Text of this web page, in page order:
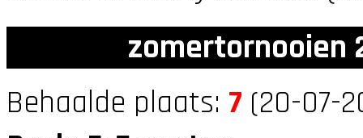
zomertornooien
Behaalde plaats: 7 (20-07-